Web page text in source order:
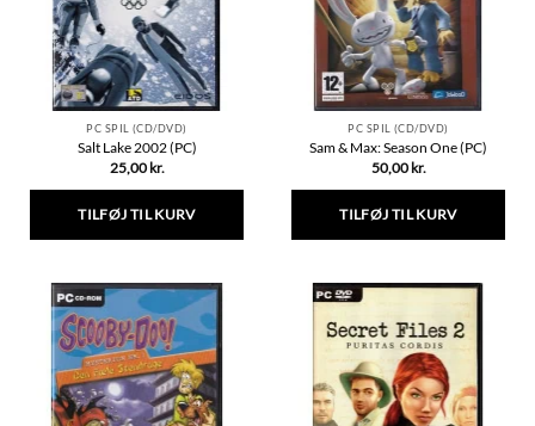
PC SPIL (CD/DVD)
Salt Lake 2002 (PC)
25,00 kr.
TILFØJ TIL KURV
PC SPIL (CD/DVD)
Sam & Max: Season One (PC)
50,00 kr.
TILFØJ TIL KURV